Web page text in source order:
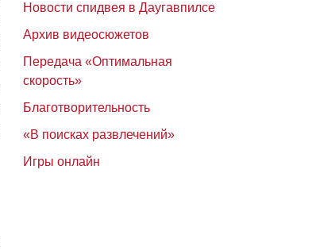
Новости спидвея в Даугавпилсе
Архив видеосюжетов
Передача «Оптимальная
скорость»
Благотворительность
«В поисках развлечений»
Игры онлайн